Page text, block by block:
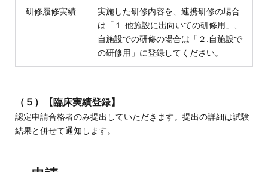
研修履修実績
実施した研修内容を、連携研修の場合
は「１.他施設に出向いての研修用」、
自施設での研修の場合は「２.自施設で
の研修用」に登録してください。
（５） 【臨床実績登録】
認定申請合格者のみ提出していただきます。提出の詳細は試験
結果と併せて通知します。